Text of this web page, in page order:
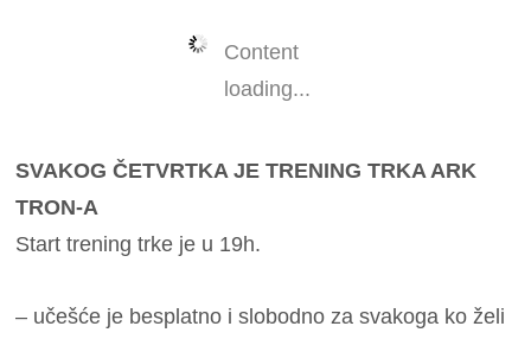
Content
loading...
SVAKOG ČETVRTKA JE TRENING TRKA ARK
TRON-A
Start trening trke je u 19h.
– učešće je besplatno i slobodno za svakoga ko želi